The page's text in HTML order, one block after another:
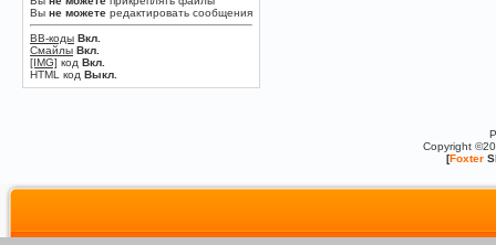
Вы не можете редактировать сообщения
BB-коды Вкл.
Смайлы Вкл.
[IMG] код Вкл.
HTML код Выкл.
Copyright
[Foxter